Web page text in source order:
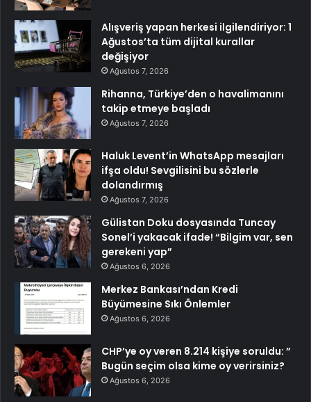
Alışveriş yapan herkesi ilgilendiriyor: 1
Ağustos’ta tüm dijital kurallar
değişiyor
Ağustos 7, 2026
Rihanna, Türkiye’den o havalimanını
takip etmeye başladı
Ağustos 7, 2026
Haluk Levent’in WhatsApp mesajları
ifşa oldu! Sevgilisini bu sözlerle
dolandırmış
Ağustos 7, 2026
Gülistan Doku dosyasında Tuncay
Sonel’i yakacak ifade! “Bilgim var, sen
gerekeni yap”
Ağustos 6, 2026
Merkez Bankası’ndan Kredi
Büyümesine Sıkı Önlemler
Ağustos 6, 2026
CHP’ye oy veren 8.214 kişiye soruldu: ”
Bugün seçim olsa kime oy verirsiniz?
Ağustos 6, 2026